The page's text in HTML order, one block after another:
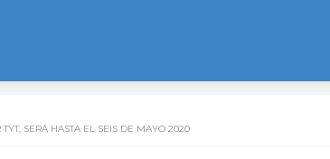
SERÁ HASTA EL SEIS DE MAYO 2020